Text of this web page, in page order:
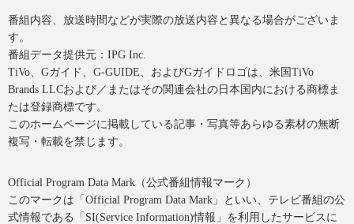
番組内容、放送時間などが実際の放送内容と異なる場合がございま
す。
番組データ提供元：IPG Inc.
TiVo、Gガイド、G-GUIDE、およびGガイドロゴは、米国TiVo
Brands LLCおよび／またはその関連会社の日本国内における商標ま
たは登録商標です。
このホームページに掲載している記事・写真等あらゆる素材の無断
複写・転載を禁じます。
Official Program Data Mark（公式番組情報マーク）
このマークは「Official Program Data Mark」といい、テレビ番組の公
式情報である「SI(Service Information)情報」を利用したサービスに